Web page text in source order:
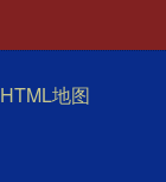
HTML地图